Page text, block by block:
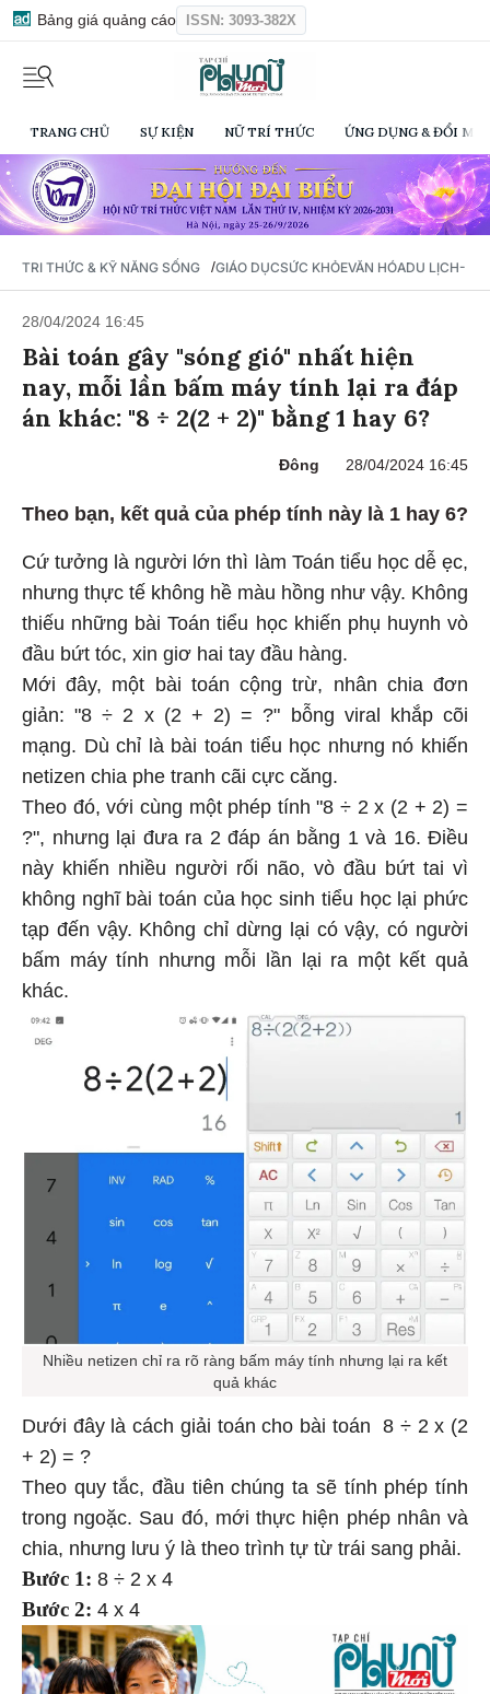
Bảng giá quảng cáo ISSN: 3093-382X
TRANG CHỦ SỰ KIỆN NỮ TRÍ THỨC ỨNG DỤNG & ĐỔI
TRI THỨC & KỸ NĂNG SỐNG /GIÁO DỤCSỨC KHỎEVĂN HÓADU LỊCH-
28/04/2024 16:45
Bài toán gây "sóng gió" nhất hiện
nay, mỗi lần bấm máy tính lại ra đáp
án khác: "8 ÷ 2(2 + 2)" bằng 1 hay 6?
Đông 28/04/2024 16:45
Theo bạn, kết quả của phép tính này là 1 hay 6?
Cứ tưởng là người lớn thì làm Toán tiểu học dễ ẹc,
nhưng thực tế không hề màu hồng như vậy. Không
thiếu những bài Toán tiểu học khiến phụ huynh vò
đầu bứt tóc, xin giơ hai tay đầu hàng.
Mới đây, một bài toán cộng trừ, nhân chia đơn
giản: "8 ÷ 2 x (2 + 2) = ?" bỗng viral khắp cõi
mạng. Dù chỉ là bài toán tiểu học nhưng nó khiến
netizen chia phe tranh cãi cực căng.
Theo đó, với cùng một phép tính "8 ÷ 2 x (2 + 2) =
?", nhưng lại đưa ra 2 đáp án bằng 1 và 16. Điều
này khiến nhiều người rối não, vò đầu bứt tai vì
không nghĩ bài toán của học sinh tiểu học lại phức
tạp đến vậy. Không chỉ dừng lại có vậy, có người
bấm máy tính nhưng mỗi lần lại ra một kết quả
khác.
Nhiều netizen chỉ ra rõ ràng bấm máy tính nhưng lại ra kết
quả khác
Dưới đây là cách giải toán cho bài toán 8 ÷ 2 x (2
+ 2) = ?
Theo quy tắc, đầu tiên chúng ta sẽ tính phép tính
trong ngoặc. Sau đó, mới thực hiện phép nhân và
chia, nhưng lưu ý là theo trình tự từ trái sang phải.
Bước 1: 8 ÷ 2 x 4
Bước 2: 4 x 4